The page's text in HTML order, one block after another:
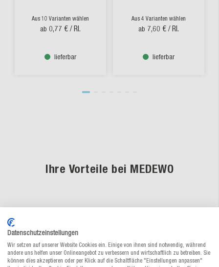
Aus 10 Varianten wählen
ab 0,77 € / Rl.
lieferbar
Aus 4 Varianten wählen
ab 7,60 € / Rl.
lieferbar
Ihre Vorteile bei MEDEWO
Unsere Verpackungsspezialisten sind
persönlich für Sie da
Datenschutzeinstellungen
Wir setzen auf unserer Website Cookies ein. Einige von ihnen sind notwendig, während
andere uns helfen unser Onlineangebot zu verbessern und wirtschaftlich zu betreiben. Sie
können dies akzeptieren oder per Klick auf die Schaltfläche "Einstellungen anpassen"